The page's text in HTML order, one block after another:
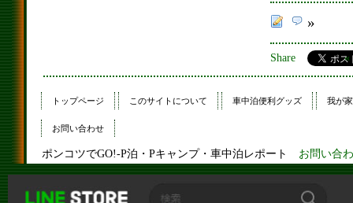
»
Share «
トップページ このサイトについて 車中泊便利グッズ 我が
お問い合わせ
ポンコツでGO!-P泊・Pキャンプ・車中泊レポート お問い合